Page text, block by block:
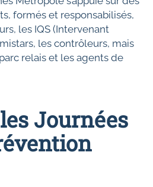
formés et responsabilisés,
les IQS (Intervenant
les contrôleurs, mais
relais et les agents de
Journées